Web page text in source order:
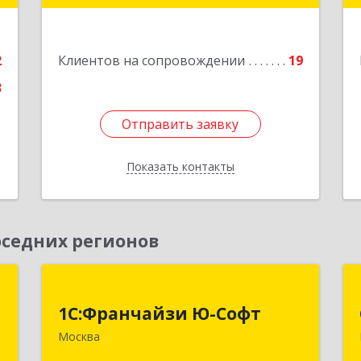
Клиентов на сопровождении 19
Отправить заявку
Показать контакты
Отправить заявку
Назад
регионов
1С:Франчайзи Ю-Софт
Москва
117149, Москва г, вн.тер.г.